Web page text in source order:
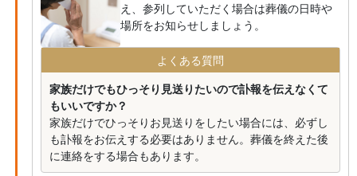
え、参列していただく場合は葬儀の日時や
場所をお知らせしましょう。
よくある質問
家族だけでもひっそり見送りたいので訃報を伝えなくて
もいいですか？
家族だけでひっそりお見送りをしたい場合には、必ずし
も訃報をお伝えする必要はありません。葬儀を終えた後
に連絡をする場合もあります。